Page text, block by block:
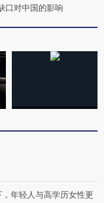
口对中国的影响
，年轻人与高学历女性更